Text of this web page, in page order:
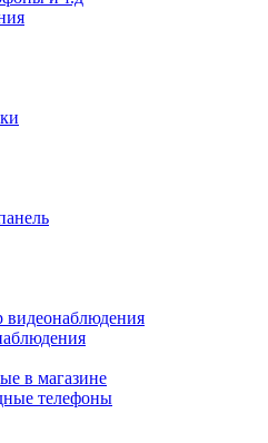
в магазине
телефоны